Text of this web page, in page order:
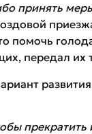
принять
помочь
передал их